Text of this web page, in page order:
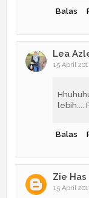
Balas
Lea
15 April
lebih....
Balas
Zie Has
15 April